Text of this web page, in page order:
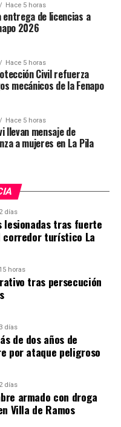
Hace 5 horas
entrega de licencias a
2026
Hace 5 horas
Civil refuerza
mecánicos de la Fenapo
Hace 5 horas
llevan mensaje de
a mujeres en La Pila
días
lesionadas tras fuerte
corredor turístico La
horas
tras persecución
días
de dos años de
por ataque peligroso
días
armado con droga
Villa de Ramos